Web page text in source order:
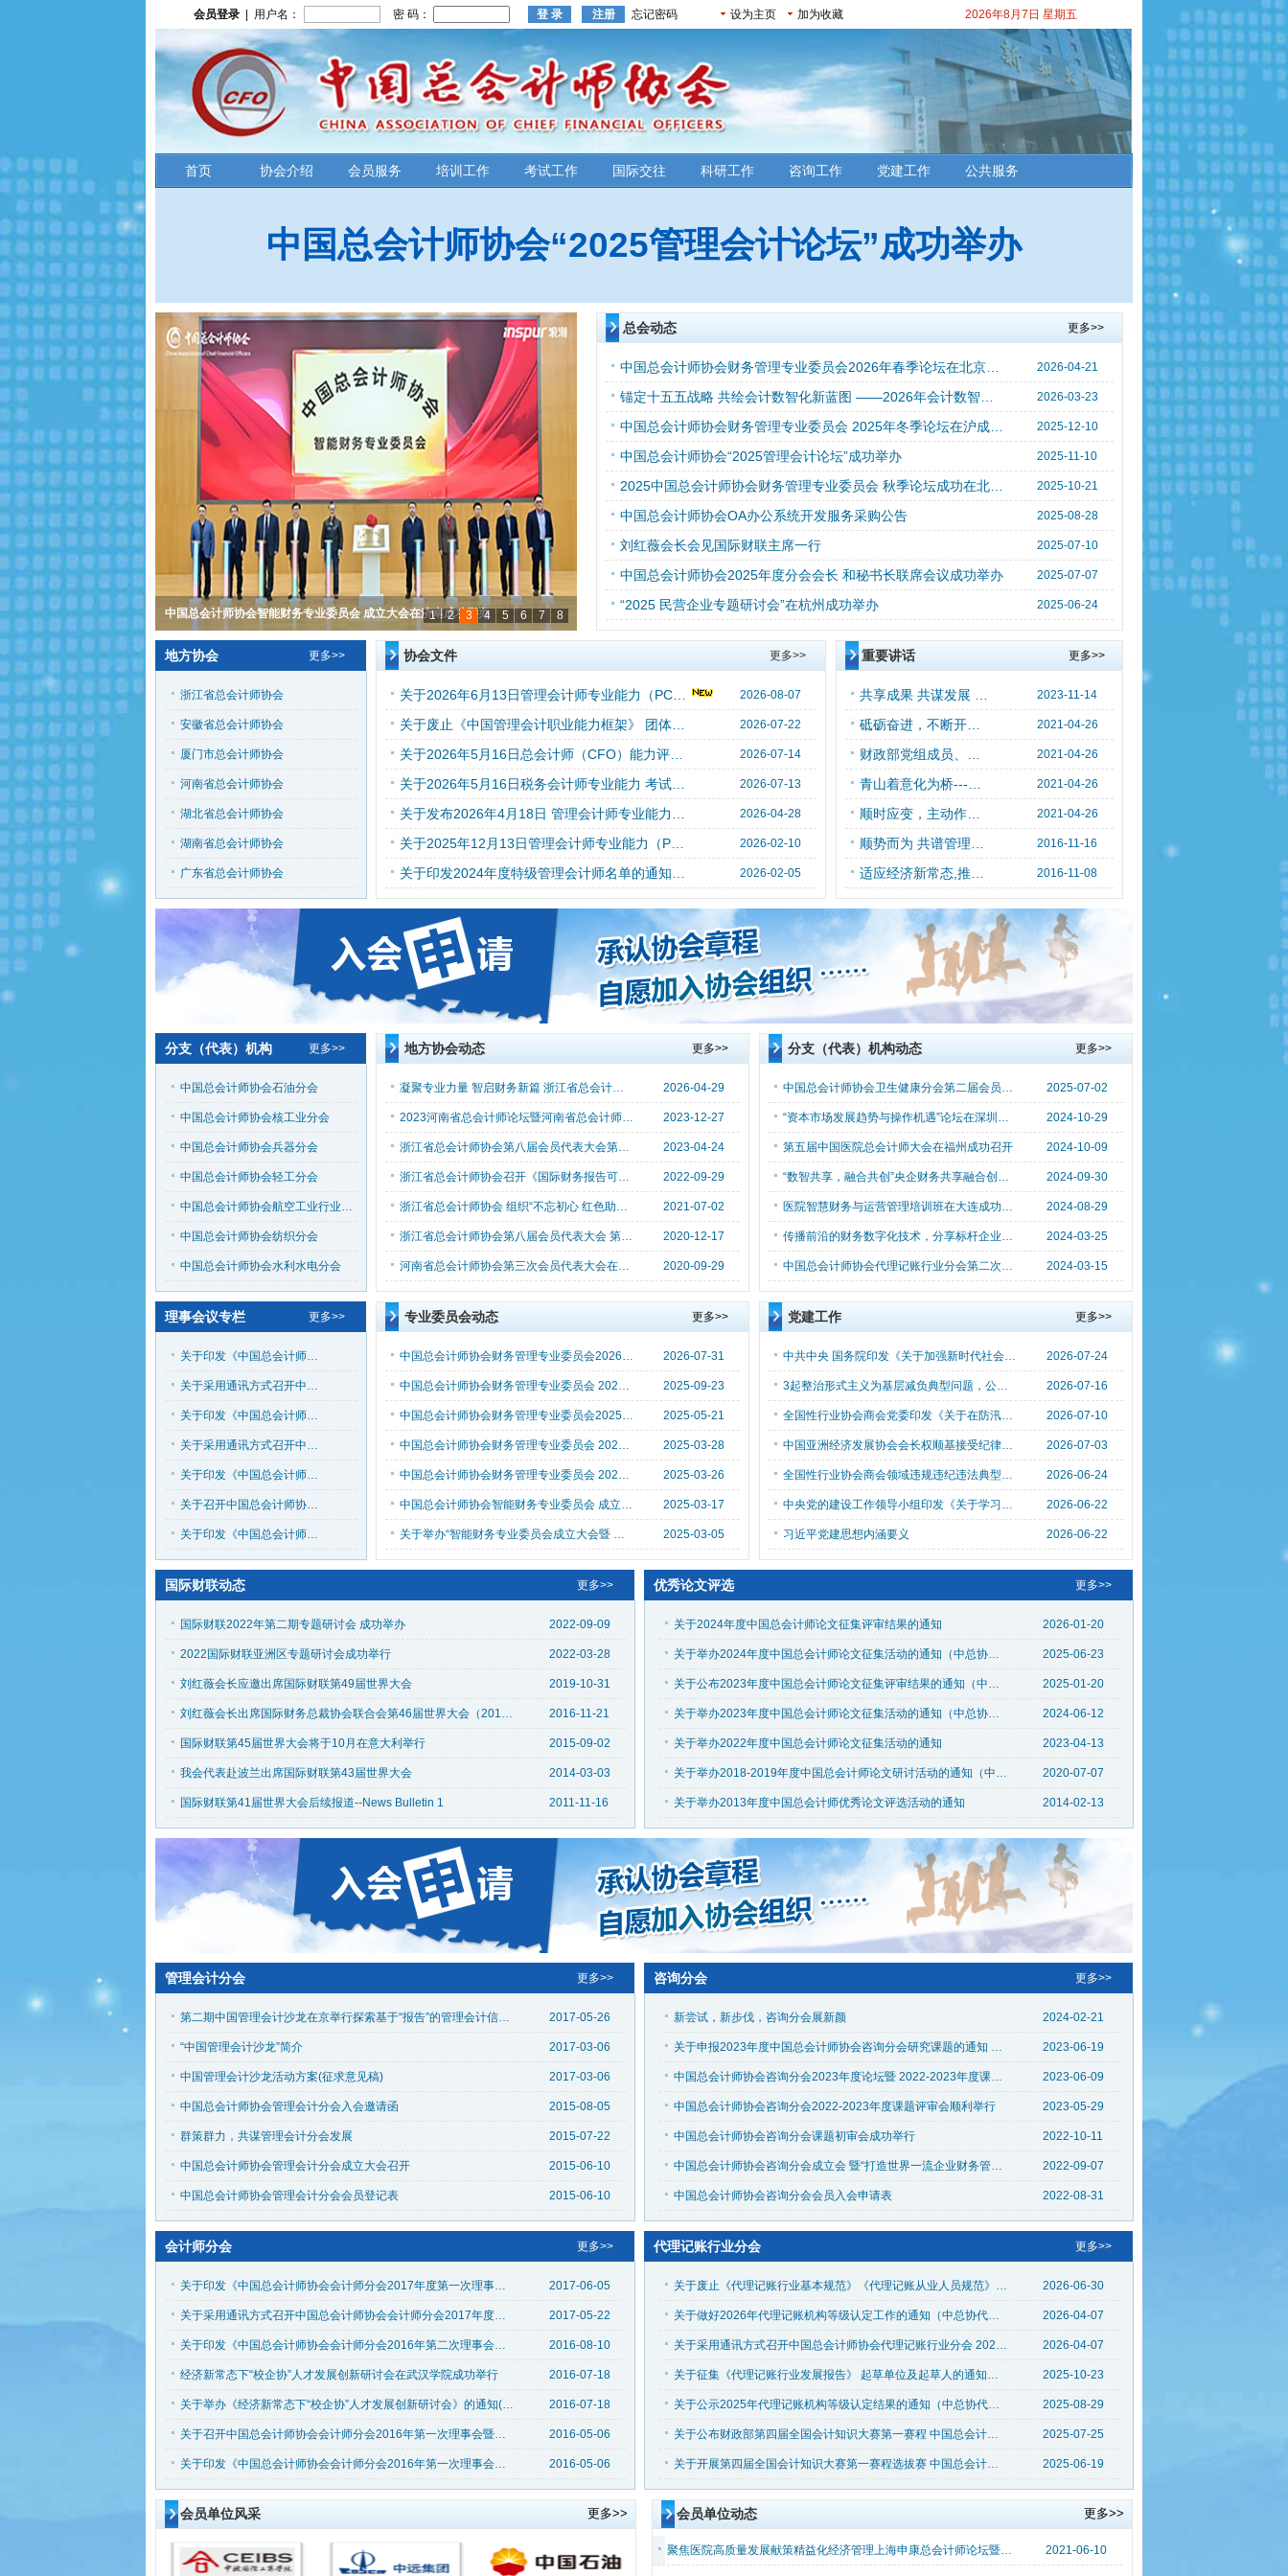
会员登录 | 用户名： 密 码： 忘记密码 设为主页 加为收藏 2026年8月7日 星期五
首页 协会介绍 会员服务 培训工作 考试工作 国际交往 科研工作 咨询工作 党建工作 公共服务
中国总会计师协会“2025管理会计论坛”成功举办
中国总会计师协会“2025管理会计论坛”成功举办
“2025 民营企业专题研讨会” 在杭州成功举办
中国总会计师协会 “2023管理会计论坛” 成功举办
中国总会计师协会 “2023管理会计论坛” 成功举办
中国总会计师协会第六次全国会员代表大会暨 “中国管理会计系列讲座”第三讲、
管理会计助力新时代中国经济高质量发展 ——中国管理会计专题会暨信息发布
刘红薇会长应邀出席国际财联第49届世界大会
1 2 3 4 5 6 7 8
总会动态 更多>>
2026-04-21
2026-03-23
2025-12-10
中国总会计师协会“2025管理会计论坛”成功举办 2025-11-10
2025-10-21
中国总会计师协会OA办公系统开发服务采购公告 2025-08-28
​刘红薇会长会见国际财联主席一行 2025-07-10
中国总会计师协会2025年度分会会长 和秘书长联席会议成功举办 2025-07-07
“2025 民营企业专题研讨会”在杭州成功举办 2025-06-24
地方协会 更多>>
浙江省总会计师协会
安徽省总会计师协会
厦门市总会计师协会
河南省总会计师协会
湖北省总会计师协会
湖南省总会计师协会
广东省总会计师协会
协会文件 更多>>
2026-08-07
2026-07-22
2026-07-14
2026-07-13
2026-04-28
2026-02-10
2026-02-05
重要讲话 更多>>
2023-11-14
2021-04-26
2021-04-26
2021-04-26
2021-04-26
2016-11-16
2016-11-08
分支（代表）机构 更多>>
中国总会计师协会石油分会
中国总会计师协会核工业分会
中国总会计师协会兵器分会
中国总会计师协会轻工分会
中国总会计师协会航空工业行业分会
中国总会计师协会纺织分会
中国总会计师协会水利水电分会
理事会议专栏 更多>>
关于印发《中国总会计师协会2026年度 第三次理事会（第六届第十三次）会议纪要》的通知（中总协〔2026〕25号） ​
关于采用通讯方式召开中国总会计师协会2026年度 第三次理事会（第六届第十三次）会议的通知 （中总协〔2026〕23号）
关于印发《中国总会计师协会2026年度第二次理事会 ​（常务理事会）会议纪要》的通知 （中总协〔2026〕15号）
关于采用通讯方式召开中国总会计师协会2026年度 第二次理事会（常务理事会）会议的通知（中总协〔2026〕12号）
关于印发《中国总会计师协会2026年度 第一次理事会（常务理事会）会议纪要》的通知（ 中总协〔2026〕8号）
关于召开中国总会计师协会2026年度第一次理事会 ​（常务理事会）会议的通知（中总协〔2026〕3号）
关于印发《中国总会计师协会2025年度第二次理事会 ​（常务理事会）会议纪要》的通知 （中总协〔2025〕13号）
地方协会动态 更多>>
凝聚专业力量 智启财务新篇 浙江省总会计师协会新金华工作委员会成立大会暨 AI 赋能财务研讨会圆满举办 2026-04-29
​2023河南省总会计师论坛暨河南省总会计师协会 第三届理事会第三次会议在郑州召开 2023-12-27
浙江省总会计师协会第八届会员代表大会第四次会议隆重召开 2023-04-24
浙江省总会计师协会召开《国际财务报告可持续披露 准则第1号和第2号征求意见稿》座谈会 2022-09-29
浙江省总会计师协会 组织“不忘初心 红色助企--浦江行”活动 2021-07-02
浙江省总会计师协会第八届会员代表大会 第二次会议在杭州召开 2020-12-17
​河南省总会计师协会第三次会员代表大会在郑州顺利召开 2020-09-29
专业委员会动态 更多>>
​中国总会计师协会财务管理专业委员会2026年 财务数智化与管理会计创新探索研讨会征文通知 （总协财管〔2026〕1 号） 2026-07-31
中国总会计师协会财务管理专业委员会 2025年冬季学术论坛征文通知 （总协财管〔2025〕1号） 2025-09-23
中国总会计师协会财务管理专业委员会2025年夏季论坛成功举办 2025-05-21
中国总会计师协会财务管理专业委员会 2025 年夏季学术论坛征文通知 2025-03-28
中国总会计师协会财务管理专业委员会 2025年春季论坛在京成功举办 2025-03-26
中国总会计师协会智能财务专业委员会 成立大会在济南成功举办 2025-03-17
关于举办“智能财务专业委员会成立大会暨 第一届财务数智化创新发展会议”的通知 （中总秘〔2025〕40号） 2025-03-05
分支（代表）机构动态 更多>>
中国总会计师协会卫生健康分会第二届会员代表大会 暨医院经济运营管理学术论坛成功举办 2025-07-02
“资本市场发展趋势与操作机遇”论坛在深圳成功举办 2024-10-29
第五届中国医院总会计师大会在福州成功召开 2024-10-09
“数智共享，融合共创”央企财务共享融合创新 研讨会成功召开 2024-09-30
医院智慧财务与运营管理培训班在大连成功举办 2024-08-29
​传播前沿的财务数字化技术，分享标杆企业成功实践经验 ——“企业财务数字化转型实践创新论坛”在京举行 2024-03-25
中国总会计师协会代理记账行业分会第二次会员代表大会成功召开 2024-03-15
党建工作 更多>>
中共中央 国务院印发《关于加强新时代社会工作的意见》 2026-07-24
3起整治形式主义为基层减负典型问题，公开通报！ 2026-07-16
全国性行业协会商会党委印发《关于在防汛救灾工作中充分发挥全国性行业协会商会基层党组织战斗堡垒作用和广大党员先锋模范作用的通知》 2026-07-10
中国亚洲经济发展协会会长权顺基接受纪律审查和监察调查 2026-07-03
全国性行业协会商会领域违规违纪违法典型案例 2026-06-24
中央党的建设工作领导小组印发《关于学习贯彻习近平党建思想的通知》 2026-06-22
习近平党建思想内涵要义 2026-06-22
国际财联动态 更多>>
国际财联2022年第二期专题研讨会 成功举办 2022-09-09
2022国际财联亚洲区专题研讨会成功举行 2022-03-28
​刘红薇会长应邀出席国际财联第49届世界大会 2019-10-31
刘红薇会长出席国际财务总裁协会联合会第46届世界大会（2016年第十三期 总第182期） 2016-11-21
国际财联第45届世界大会将于10月在意大利举行 2015-09-02
我会代表赴波兰出席国际财联第43届世界大会 2014-03-03
国际财联第41届世界大会后续报道--News Bulletin 1 2011-11-16
优秀论文评选 更多>>
关于2024年度中国总会计师论文征集评审结果的通知 2026-01-20
关于举办2024年度中国总会计师论文征集活动的通知（中总协〔2025〕19号） 2025-06-23
关于公布2023年度中国总会计师论文征集评审结果的通知（中总协〔2024〕13号） 2025-01-20
关于举办2023年度中国总会计师论文征集活动的通知（中总协〔2024〕4号） 2024-06-12
关于举办2022年度中国总会计师论文征集活动的通知 2023-04-13
关于举办2018-2019年度中国总会计师论文研讨活动的通知（中总协〔2020〕9号） 2020-07-07
关于举办2013年度中国总会计师优秀论文评选活动的通知 2014-02-13
管理会计分会 更多>>
第二期中国管理会计沙龙在京举行探索基于“报告”的管理会计信息化 2017-05-26
“中国管理会计沙龙”简介 2017-03-06
中国管理会计沙龙活动方案(征求意见稿) 2017-03-06
中国总会计师协会管理会计分会入会邀请函 2015-08-05
群策群力，共谋管理会计分会发展 2015-07-22
中国总会计师协会管理会计分会成立大会召开 2015-06-10
中国总会计师协会管理会计分会会员登记表 2015-06-10
咨询分会 更多>>
​新尝试，新步伐，咨询分会展新颜 2024-02-21
关于申报2023年度中国总会计师协会咨询分会研究课题的通知 （中总协咨询分会〔2023〕2号） 2023-06-19
中国总会计师协会咨询分会2023年度论坛暨 2022-2023年度课题成果发布会 在京成功举办 2023-06-09
中国总会计师协会咨询分会2022-2023年度课题评审会顺利举行 2023-05-29
中国总会计师协会咨询分会课题初审会成功举行 2022-10-11
中国总会计师协会咨询分会成立会 暨“打造世界一流企业财务管理体系”论坛成功举办 2022-09-07
中国总会计师协会咨询分会会员入会申请表 2022-08-31
会计师分会 更多>>
关于印发《中国总会计师协会会计师分会2017年度第一次理事会会议纪要》的通知（中总协会〔2017〕3号） 2017-06-05
关于采用通讯方式召开中国总会计师协会会计师分会2017年度第一次理事会议的通知（中总协会〔2017〕2号） 2017-05-22
关于印发《中国总会计师协会会计师分会2016年第二次理事会会议纪要》的通知(中总协会〔2016〕6号) 2016-08-10
经济新常态下“校企协”人才发展创新研讨会在武汉学院成功举行 2016-07-18
关于举办《经济新常态下“校企协”人才发展创新研讨会》的通知(中总协会〔2016〕4号) 2016-07-18
关于召开中国总会计师协会会计师分会2016年第一次理事会暨地方联络处工作会议的通知(中总协会〔2016〕1 号) 2016-05-06
关于印发《中国总会计师协会会计师分会2016年第一次理事会暨地方联络处工作会议会议纪要》的通知 2016-05-06
代理记账行业分会 更多>>
关于废止《代理记账行业基本规范》《代理记账从业人员规范》 ​和《代理记账行业业务规范》三项代理记账行业规范的公告 2026-06-30
​关于做好2026年代理记账机构等级认定工作的通知（中总协代〔2026〕01号） 2026-04-07
​关于采用通讯方式召开中国总会计师协会代理记账行业分会 2026 年第一次理事会（常务理事会）会议的通知（中总协代〔2026〕02号） 2026-04-07
​关于征集《代理记账行业发展报告》 起草单位及起草人的通知（中总协代〔2025〕7号） 2025-10-23
关于公示2025年代理记账机构等级认定结果的通知（中总协代〔2025〕 6 号） 2025-08-29
关于公布财政部第四届全国会计知识大赛第一赛程 中国总会计师协会代理记账行业分会参赛队伍 选拔结果的通知 2025-07-25
关于开展第四届全国会计知识大赛第一赛程选拔赛 中国总会计师协会代理记账行业分会参赛队伍 选拔赛工作的通知 2025-06-19
会员单位风采 更多>> 会员单位动态 更多>>
聚焦医院高质量发展献策精益化经济管理上海申康总会计师论坛暨现代医院经济管理实践交流大会在沪成功举办 2021-06-10